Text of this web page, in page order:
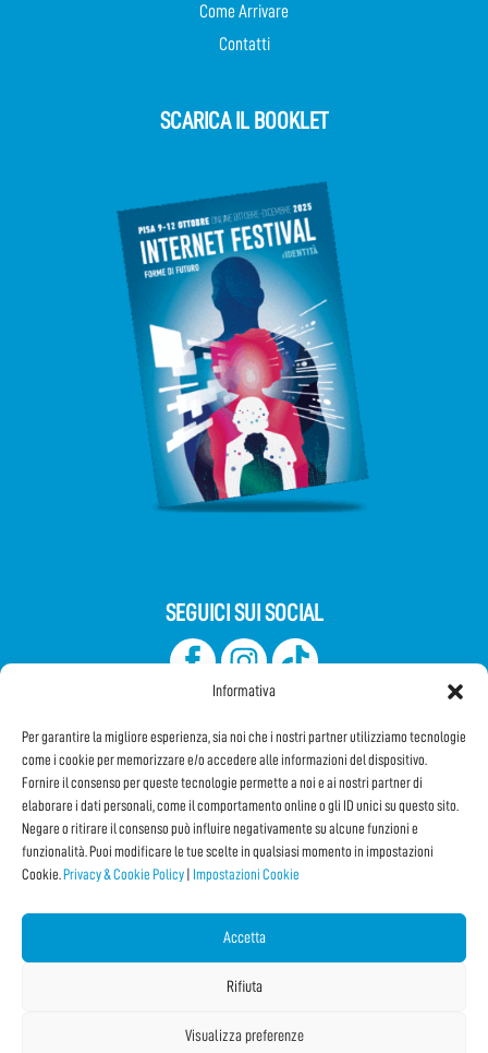
Informativa
Per garantire la migliore esperienza, sia noi che i nostri partner utilizziamo tecnologie
come i cookie per memorizzare e/o accedere alle informazioni del dispositivo.
Fornire il consenso per queste tecnologie permette a noi e ai nostri partner di
elaborare i dati personali, come il comportamento online o gli ID unici su questo sito.
Negare o ritirare il consenso può influire negativamente su alcune funzioni e
funzionalità. Puoi modificare le tue scelte in qualsiasi momento in impostazioni
Cookie. Privacy & Cookie Policy Impostazioni Cookie
Accetta
Rifiuta
Visualizza preferenze
Come Arrivare
Contatti
SCARICA IL BOOKLET
SEGUICI SUI SOCIAL
Iscriviti alla Newsletter
CONDIVIDI QUESTA PAGINA!
Facebook
Copyright © 2026 Internet Festival 2025 |CreditsLa Jetée